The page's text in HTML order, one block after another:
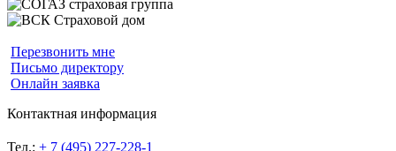
Перезвонить мне
Письмо директору
Онлайн заявка
Контактная информация
Тел.: + 7 (495) 227-228-1